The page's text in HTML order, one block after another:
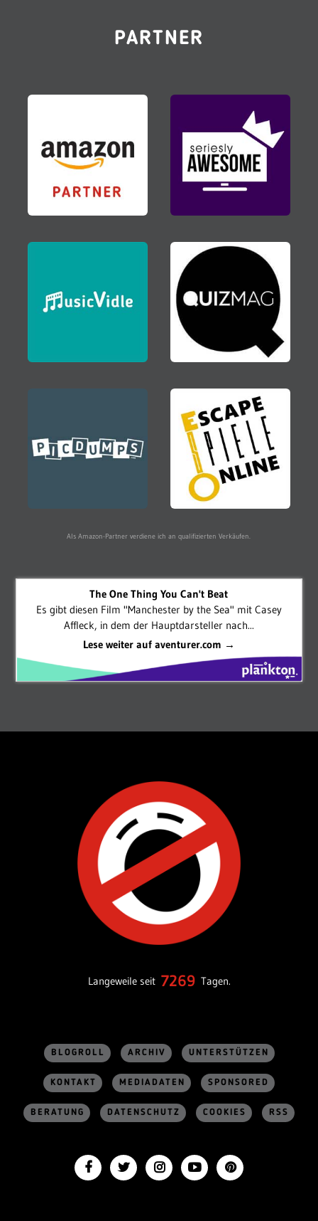
PARTNER
Als Amazon-Partner verdiene ich an qualifizierten Verkäufen.
The One Thing You Can't Beat
Es gibt diesen Film "Manchester by the Sea" mit Casey
Affleck, in dem der Hauptdarsteller nach...
Lese weiter auf aventurer.com →
Langeweile seit 7269 Tagen.
BLOGROLL ARCHIV UNTERSTÜTZEN
KONTAKT MEDIADATEN SPONSORED
BERATUNG DATENSCHUTZ COOKIES RSS